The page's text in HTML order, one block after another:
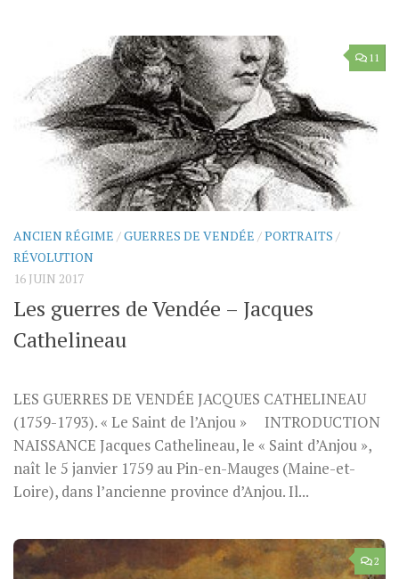
11
ANCIEN RÉGIME /GUERRES DE VENDÉE /PORTRAITS /
RÉVOLUTION
16 JUIN 2017
Les guerres de Vendée – Jacques
Cathelineau
LES GUERRES DE VENDÉE JACQUES CATHELINEAU
(1759-1793). « Le Saint de l’Anjou » INTRODUCTION
NAISSANCE Jacques Cathelineau, le « Saint d’Anjou »,
naît le 5 janvier 1759 au Pin-en-Mauges (Maine-et-
Loire), dans l’ancienne province d’Anjou. Il...
2